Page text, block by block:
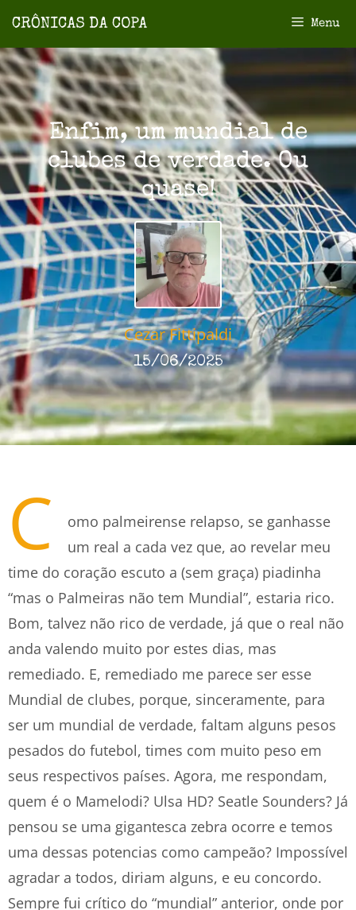
Menu
Enfim, um mundial de
clubes de verdade. Ou
quase!
Cezar Fittipaldi
15/06/2025
C
omo palmeirense relapso, se ganhasse
um real a cada vez que, ao revelar meu
time do coração escuto a (sem graça) piadinha
“mas o Palmeiras não tem Mundial”, estaria rico.
Bom, talvez não rico de verdade, já que o real não
anda valendo muito por estes dias, mas
remediado. E, remediado me parece ser esse
Mundial de clubes, porque, sinceramente, para
ser um mundial de verdade, faltam alguns pesos
pesados do futebol, times com muito peso em
seus respectivos países. Agora, me respondam,
quem é o Mamelodi? Ulsa HD? Seatle Sounders? Já
pensou se uma gigantesca zebra ocorre e temos
uma dessas potencias como campeão? Impossível
agradar a todos, diriam alguns, e eu concordo.
Sempre fui crítico do “mundial” anterior, onde por